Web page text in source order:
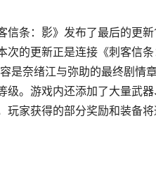
条：影》发布了最后的更
的更新正是连接《刺客信
是奈绪江与弥助的最终剧情
级。游戏内还添加了大量武
玩家获得的部分奖励和装备